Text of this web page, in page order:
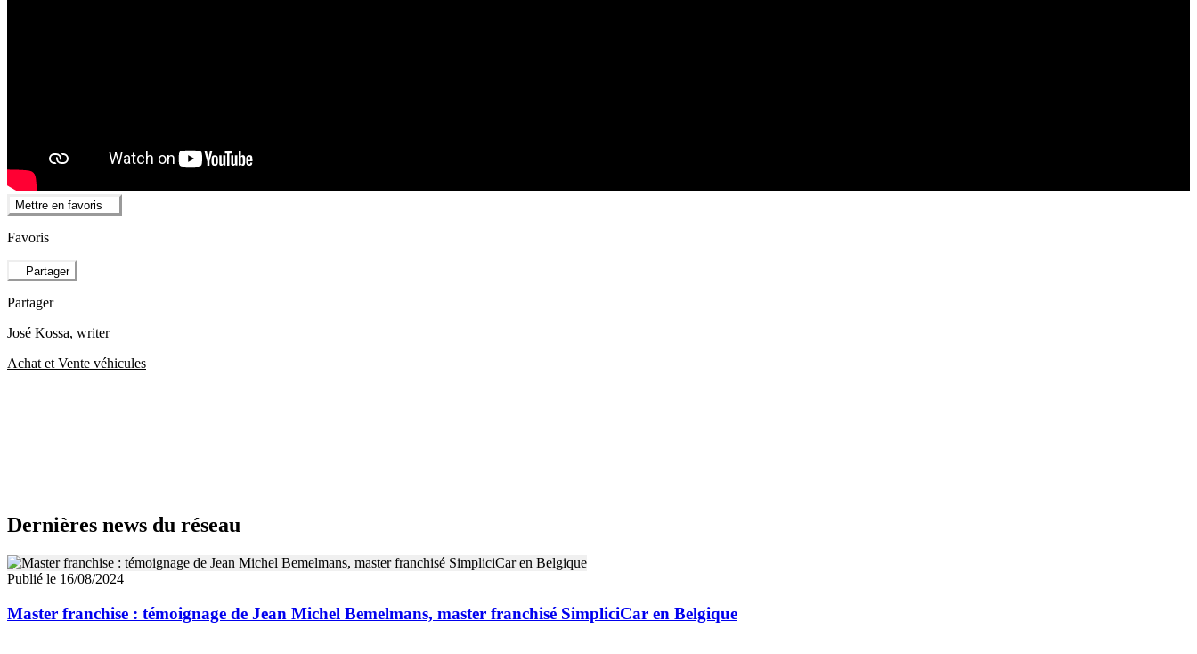
Mettre en favoris
Favoris
Partager
Partager
José Kossa, writer
Achat et Vente véhicules
Dernières news du réseau
Publié le 16/08/2024
Master franchise : témoignage de Jean Michel Bemelmans, master franchisé SimpliciCar en Belgique